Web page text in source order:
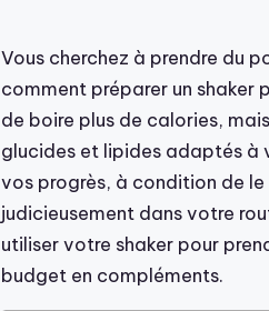
Vous cherchez à prendre du
comment préparer un shaker
de boire plus de calories,
glucides et lipides adaptés à
vos progrès, à condition de le
judicieusement dans votre
utiliser votre shaker pour
budget en compléments.